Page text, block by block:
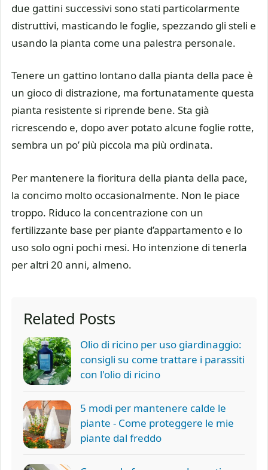
due gattini successivi sono stati particolarmente
distruttivi, masticando le foglie, spezzando gli steli e
usando la pianta come una palestra personale.
Tenere un gattino lontano dalla pianta della pace è
un gioco di distrazione, ma fortunatamente questa
pianta resistente si riprende bene. Sta già
ricrescendo e, dopo aver potato alcune foglie rotte,
sembra un po’ più piccola ma più ordinata.
Per mantenere la fioritura della pianta della pace,
la concimo molto occasionalmente. Non le piace
troppo. Riduco la concentrazione con un
fertilizzante base per piante d’appartamento e lo
uso solo ogni pochi mesi. Ho intenzione di tenerla
per altri 20 anni, almeno.
Related Posts
Olio di ricino per uso giardinaggio:
consigli su come trattare i parassiti
con l'olio di ricino
5 modi per mantenere calde le
piante - Come proteggere le mie
piante dal freddo